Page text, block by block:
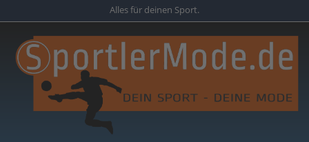
to
content
Alles für deinen Sport.